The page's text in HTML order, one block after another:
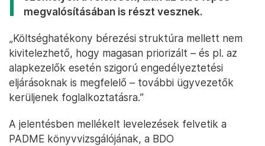
megvalósításában is részt vesznek.
„Költséghatékony bérezési struktúra mellett nem
kivitelezhető, hogy magasan priorizált – és pl. az
alapkezelők esetén szigorú engedélyeztetési
eljárásoknak is megfelelő – további ügyvezetők
kerüljenek foglalkoztatásra.”
A jelentésben mellékelt levelezések felvetik a
PADME könyvvizsgálójának, a BDO